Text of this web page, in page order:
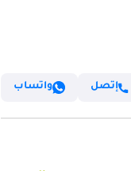
إتصل واتساب